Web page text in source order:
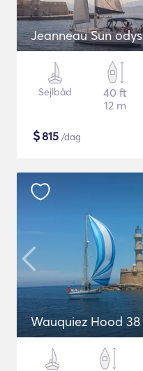
Jeanneau Sun
Sejlbåd
40 ft
12 m
$815 /dag
Wauquiez Hood 38